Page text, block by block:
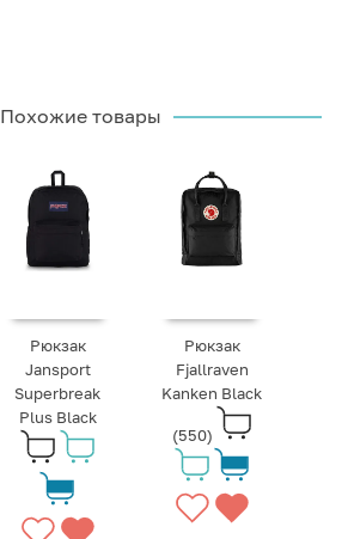
Похожие товары
Рюкзак
Jansport
Superbreak
Plus Black
Рюкзак
Fjallraven
Kanken Black
(550)